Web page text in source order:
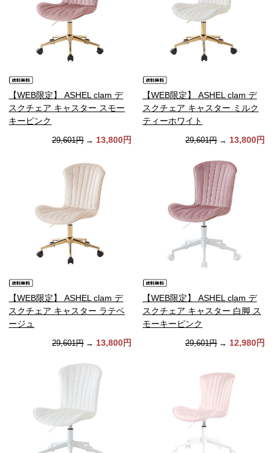
【WEB限定】 ASHEL clam デ
スクチェア キャスター スモー
キーピンク
29,601円 → 13,800円
【WEB限定】 ASHEL clam デ
スクチェア キャスター ミルク
ティーホワイト
29,601円 → 13,800円
【WEB限定】 ASHEL clam デ
スクチェア キャスター ラテベ
ージュ
29,601円 → 13,800円
【WEB限定】 ASHEL clam デ
スクチェア キャスター 白脚 ス
モーキーピンク
29,601円 → 12,980円